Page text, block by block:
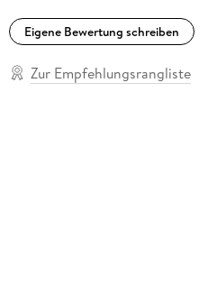
Eigene Bewertung schreiben
Zur Empfehlungsrangliste